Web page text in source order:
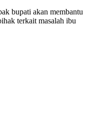
bupati akan membantu
terkait masalah ibu